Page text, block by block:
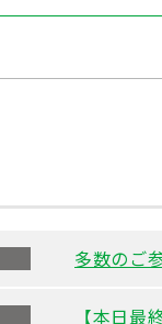
多数のご
【本日